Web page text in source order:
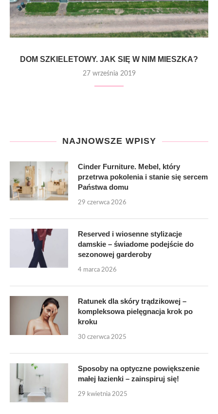
DOM SZKIELETOWY. JAK SIĘ W NIM MIESZKA?
27 września 2019
NAJNOWSZE WPISY
Cinder Furniture. Mebel, który
przetrwa pokolenia i stanie się sercem
Państwa domu
29 czerwca 2026
Reserved i wiosenne stylizacje
damskie – świadome podejście do
sezonowej garderoby
4 marca 2026
Ratunek dla skóry trądzikowej –
kompleksowa pielęgnacja krok po
kroku
30 czerwca 2025
Sposoby na optyczne powiększenie
małej łazienki – zainspiruj się!
29 kwietnia 2025